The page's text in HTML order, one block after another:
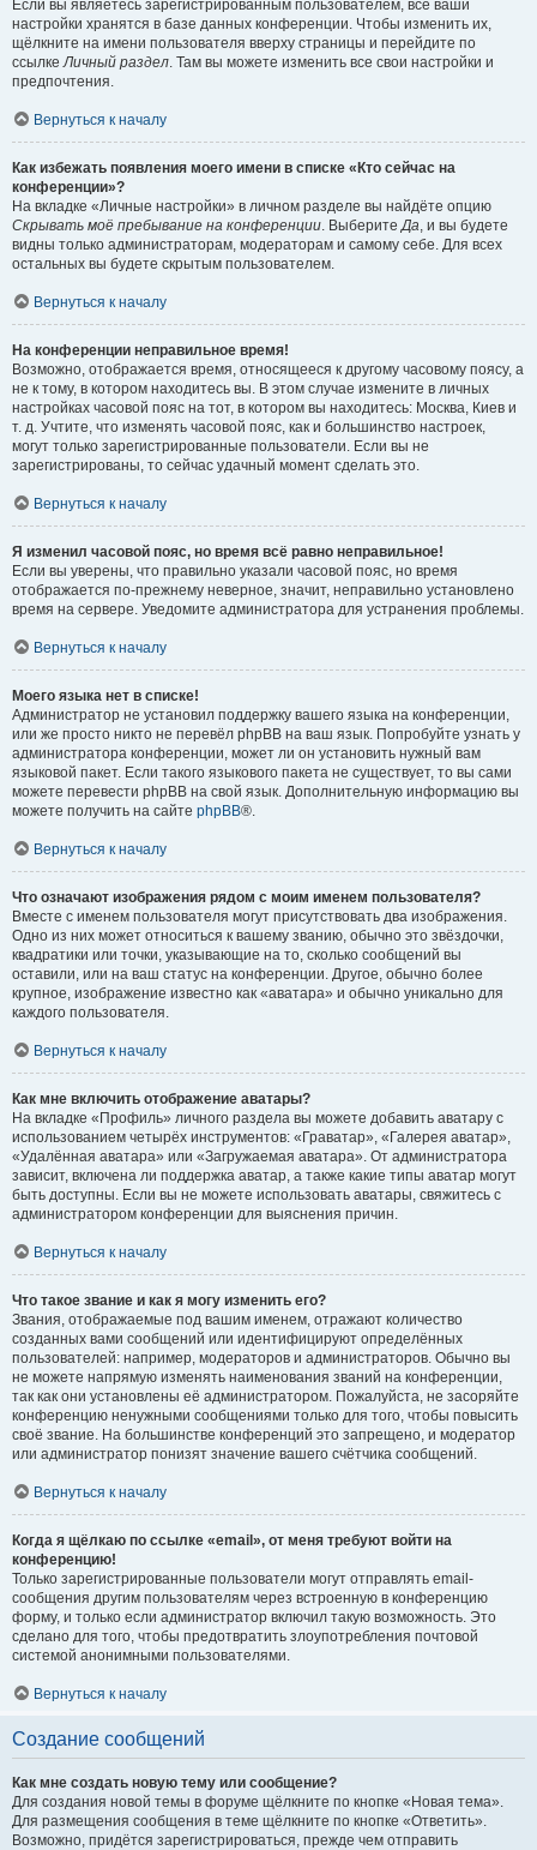
Если вы являетесь зарегистрированным пользователем, все ваши
настройки хранятся в базе данных конференции. Чтобы изменить их,
щёлкните на имени пользователя вверху страницы и перейдите по
ссылкеЛичный раздел. Там вы можете изменить все свои настройки и
предпочтения.
Вернуться к началу
Как избежать появления моего имени в списке «Кто сейчас на
конференции»?
На вкладке «Личные настройки» в личном разделе вы найдёте опцию
Скрывать моё пребывание на конференции. ВыберитеДа, и вы будете
видны только администраторам, модераторам и самому себе. Для всех
остальных вы будете скрытым пользователем.
Вернуться к началу
На конференции неправильное время!
Возможно, отображается время, относящееся к другому часовому поясу, а
не к тому, в котором находитесь вы. В этом случае измените в личных
настройках часовой пояс на тот, в котором вы находитесь: Москва, Киев и
т. д. Учтите, что изменять часовой пояс, как и большинство настроек,
могут только зарегистрированные пользователи. Если вы не
зарегистрированы, то сейчас удачный момент сделать это.
Вернуться к началу
Я изменил часовой пояс, но время всё равно неправильное!
Если вы уверены, что правильно указали часовой пояс, но время
отображается по-прежнему неверное, значит, неправильно установлено
время на сервере. Уведомите администратора для устранения проблемы.
Вернуться к началу
Моего языка нет в списке!
Администратор не установил поддержку вашего языка на конференции,
или же просто никто не перевёл phpBB на ваш язык. Попробуйте узнать у
администратора конференции, может ли он установить нужный вам
языковой пакет. Если такого языкового пакета не существует, то вы сами
можете перевести phpBB на свой язык. Дополнительную информацию вы
можете получить на сайте phpBB®.
Вернуться к началу
Что означают изображения рядом с моим именем пользователя?
Вместе с именем пользователя могут присутствовать два изображения.
Одно из них может относиться к вашему званию, обычно это звёздочки,
квадратики или точки, указывающие на то, сколько сообщений вы
оставили, или на ваш статус на конференции. Другое, обычно более
крупное, изображение известно как «аватара» и обычно уникально для
каждого пользователя.
Вернуться к началу
Как мне включить отображение аватары?
На вкладке «Профиль» личного раздела вы можете добавить аватару с
использованием четырёх инструментов: «Граватар», «Галерея аватар»,
«Удалённая аватара» или «Загружаемая аватара». От администратора
зависит, включена ли поддержка аватар, а также какие типы аватар могут
быть доступны. Если вы не можете использовать аватары, свяжитесь с
администратором конференции для выяснения причин.
Вернуться к началу
Что такое звание и как я могу изменить его?
Звания, отображаемые под вашим именем, отражают количество
созданных вами сообщений или идентифицируют определённых
пользователей: например, модераторов и администраторов. Обычно вы
не можете напрямую изменять наименования званий на конференции,
так как они установлены её администратором. Пожалуйста, не засоряйте
конференцию ненужными сообщениями только для того, чтобы повысить
своё звание. На большинстве конференций это запрещено, и модератор
или администратор понизят значение вашего счётчика сообщений.
Вернуться к началу
Когда я щёлкаю по ссылке «email», от меня требуют войти на
конференцию!
Только зарегистрированные пользователи могут отправлять email-
сообщения другим пользователям через встроенную в конференцию
форму, и только если администратор включил такую возможность. Это
сделано для того, чтобы предотвратить злоупотребления почтовой
системой анонимными пользователями.
Вернуться к началу
Создание сообщений
Как мне создать новую тему или сообщение?
Для создания новой темы в форуме щёлкните по кнопке «Новая тема».
Для размещения сообщения в теме щёлкните по кнопке «Ответить».
Возможно, придётся зарегистрироваться, прежде чем отправить